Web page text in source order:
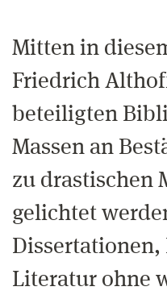
Mitten in
Friedrich
beteiligten
Massen an
zu drastischen
gelichtet
Dissertationen,
Literatur ohne